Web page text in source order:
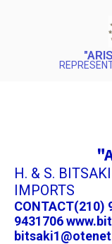
H. & S.
IMPORTS
CONTACT(210)
9431706